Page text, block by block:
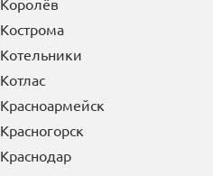
Королев
Королёв
Кострома
Котельники
Котлас
Красноармейск
Красногорск